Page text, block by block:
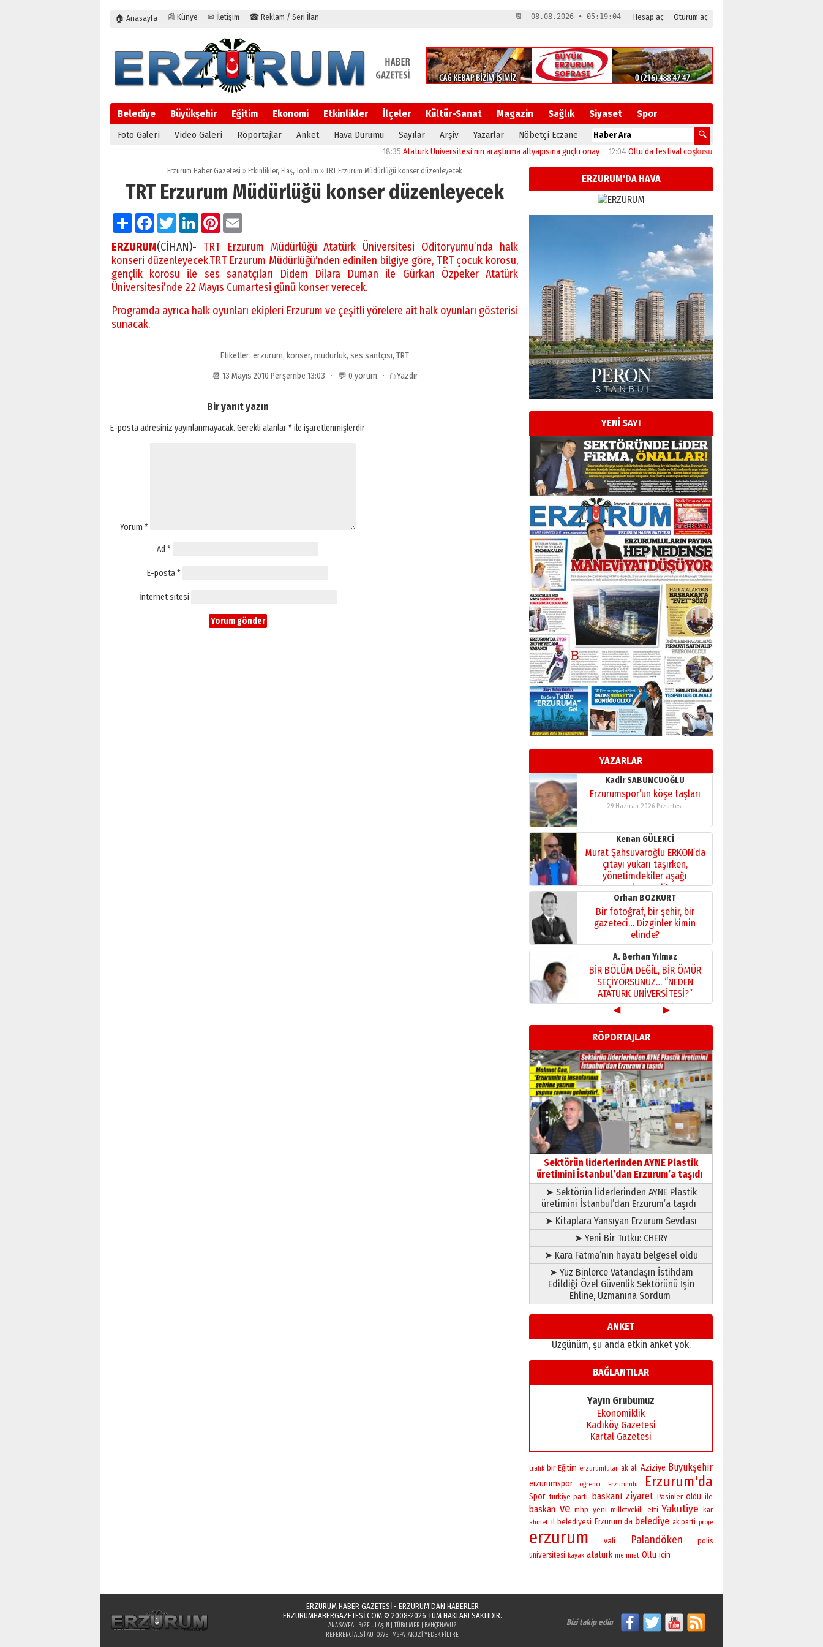
🏠 Anasayfa 📰 Künye ✉ İletişim ☎ Reklam / Seri İlan Hesap aç Oturum aç
📆 08.08.2026 • 05:19:05
Belediye Büyükşehir Eğitim Ekonomi Etkinlikler İlçeler Kültür-Sanat Magazin Sağlık Siyaset Spor
Foto Galeri Video Galeri Röportajlar Anket Hava Durumu Sayılar Arşiv Yazarlar Nöbetçi Eczane
Atatürk Üniversitesi’nin araştırma altyapısına güçlü onay 12:04 Oltu’da festival coşkusu konserle zirveye ulaştı
Erzurum Haber Gazetesi » Etkinlikler, Flaş,Toplum »TRT Erzurum Müdürlüğü konser düzenleyecek
TRT Erzurum Müdürlüğü konser düzenleyecek
PaylaşFacebook
TwitterLinkedInPinterest
ERZURUM(CİHAN)- TRT Erzurum Müdürlüğü Atatürk Üniversitesi Oditoryumu’nda halk
konseri düzenleyecek.TRT Erzurum Müdürlüğü’nden edinilen bilgiye göre, TRT çocuk korosu,
gençlik korosu ile ses sanatçıları Didem Dilara Duman ile Gürkan Özpeker Atatürk
Üniversitesi’nde 22 Mayıs Cumartesi günü konser verecek.
Programda ayrıca halk oyunları ekipleri Erzurum ve çeşitli yörelere ait halk oyunları gösterisi
sunacak.
Etiketler: erzurum, konser, müdürlük, ses santçısı, TRT
📆 13 Mayıs 2010 Perşembe 13:03 · 💬 0 yorum · ⎙ Yazdır
Bir yanıt yazın
E-posta adresiniz yayınlanmayacak. Gerekli alanlar*ile işaretlenmişlerdir
Yorum *
Ad *
E-posta*
İnternet sitesi
ERZURUM'DA HAVA
YENİ SAYI
YAZARLAR
Esat BİNDESEN
Başkan Sekmen’den Erzurum’a
bir vizyon proje daha!
02 Ağustos 2026 Pazar
Kadir SABUNCUOĞLU
Erzurumspor’un köşe taşları
29 Haziran 2026 Pazartesi
Kenan GÜLERCİ
Murat Şahsuvaroğlu ERKON’da
çıtayı yukarı taşırken,
yönetimdekiler aşağı
çekmemeli!
17 Şubat 2026 SalıOrhan BOZKURT
Bir fotoğraf, bir şehir, bir
gazeteci… Dizginler kimin
elinde?
31 Mart 2026 Salı
A. Berhan Yılmaz
BİR BÖLÜM DEĞİL, BİR ÖMÜR
SEÇİYORSUNUZ… “NEDEN
ATATÜRK ÜNİVERSİTESİ?”
28 Temmuz 2026 Salı
Ahmet Gökhan YAZICI
Ahmed Yesevi’den bir
Alperen… ”Reisimiz” idi…
Hakka yürüdü.!
26 Mart 2026 Perşembe
Cem Bakırcı
Ardında bıraktığı hatıralarıyla
gönül adamı Faruk Terzioğlu!
13 Mayıs 2026 Çarşamba
Esat BİNDESEN
Başkan Sekmen’den Erzurum’a
bir vizyon proje daha!
02 Ağustos 2026 Pazar
Kadir SABUNCUOĞLU
Erzurumspor’un köşe taşları
29 Haziran 2026 Pazartesi
Kenan GÜLERCİ
Murat Şahsuvaroğlu ERKON’da
çıtayı yukarı taşırken,
yönetimdekiler aşağı
çekmemeli!
17 Şubat 2026 SalıOrhan BOZKURT
Bir fotoğraf, bir şehir, bir
gazeteci… Dizginler kimin
elinde?
31 Mart 2026 Salı
A. Berhan Yılmaz
BİR BÖLÜM DEĞİL, BİR ÖMÜR
SEÇİYORSUNUZ… “NEDEN
ATATÜRK ÜNİVERSİTESİ?”
28 Temmuz 2026 Salı
Ahmet Gökhan YAZICI
Ahmed Yesevi’den bir
Alperen… ”Reisimiz” idi…
Hakka yürüdü.!
26 Mart 2026 Perşembe
Cem Bakırcı
Ardında bıraktığı hatıralarıyla
gönül adamı Faruk Terzioğlu!
13 Mayıs 2026 Çarşamba
Esat BİNDESEN
Başkan Sekmen’den Erzurum’a
bir vizyon proje daha!
02 Ağustos 2026 Pazar
◀ ▶
RÖPORTAJLAR
Sektörün liderlerinden AYNE Plastik
üretimini İstanbul’dan Erzurum’a taşıdı
➤ Sektörün liderlerinden AYNE Plastik
üretimini İstanbul’dan Erzurum’a taşıdı
➤ Kitaplara Yansıyan Erzurum Sevdası
➤ Yeni Bir Tutku: CHERY
➤ Kara Fatma’nın hayatı belgesel oldu
➤ Yüz Binlerce Vatandaşın İstihdam
Edildiği Özel Güvenlik Sektörünü İşin
Ehline, Uzmanına Sordum
ANKET
Üzgünüm, şu anda etkin anket yok.
BAĞLANTILAR
Yayın Grubumuz
Ekonomiklik
Kadıköy Gazetesi
Kartal Gazetesi
trafik bir Eğitim erzurumlular ak ali Aziziye Büyükşehir
erzurumspor öğrenci Erzurumlu Erzurum'da
Spor turkiye parti baskani ziyaret Pasinler oldu ile
baskan ve mhp yeni milletvekili etti Yakutiye
kar
ahmet il belediyesi Erzurum’da belediye ak parti proje
erzurum vali Palandöken
polis
universitesi kayak ataturk mehmet Oltu icin
ERZURUM HABER GAZETESİ - ERZURUM'DAN HABERLER
ERZURUMHABERGAZETESI.COM© 2008-2026 TÜM HAKLARI SAKLIDIR.
ANA SAYFA| BIZE ULAŞIN TÜBILMER
BAHÇEHAVUZ
REFERENCIALS AUTOSVEH MSPA JAKUZI YEDEK FILTRE
Bizi takip edin